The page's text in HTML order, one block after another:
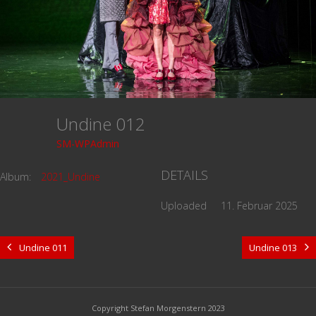
Undine 012
SM-WPAdmin
Album: 2021_Undine DETAILS
Uploaded 11. Februar 2025
Undine 011 Undine 013
Copyright Stefan Morgenstern 2023